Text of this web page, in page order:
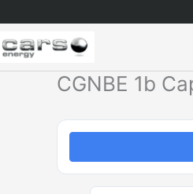
al
contenido
CGNBE 1b